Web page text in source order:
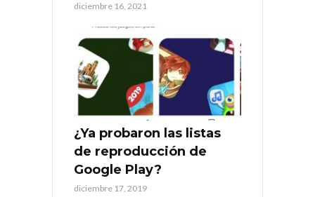
diciembre 16, 2021
¿Ya probaron las listas
de reproducción de
Google Play?
diciembre 17, 2019